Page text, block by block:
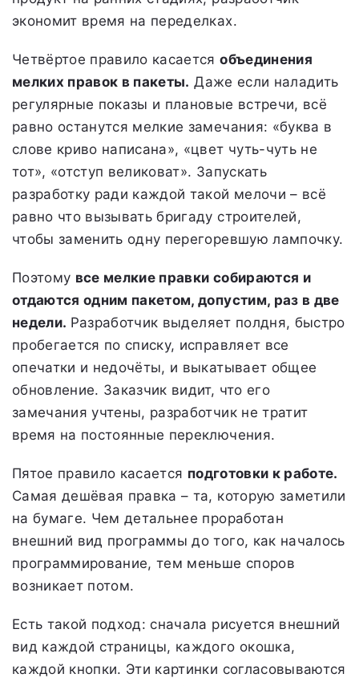
экономит время на переделках.
Четвёртое правило касаетсяобъединения
мелких правок в пакеты. Даже если наладить
регулярные показы и плановые встречи, всё
равно останутся мелкие замечания: «буква в
слове криво написана», «цвет чуть-чуть не
тот», «отступ великоват». Запускать
разработку ради каждой такой мелочи – всё
равно что вызывать бригаду строителей,
чтобы заменить одну перегоревшую лампочку.
Поэтому все мелкие правки собираются и
отдаются одним пакетом, допустим, раз в две
недели. Разработчик выделяет полдня, быстро
пробегается по списку, исправляет все
опечатки и недочёты, и выкатывает общее
обновление. Заказчик видит, что его
замечания учтены, разработчик не тратит
время на постоянные переключения.
Пятое правило касается подготовки к работе.
Самая дешёвая правка – та, которую заметили
на бумаге. Чем детальнее проработан
внешний вид программы до того, как началось
программирование, тем меньше споров
возникает потом.
Есть такой подход: сначала рисуется внешний
вид каждой страницы, каждого окошка,
каждой кнопки. Эти картинки согласовываются